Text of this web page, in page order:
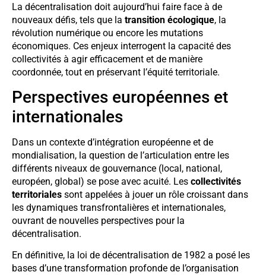
La décentralisation doit aujourd’hui faire face à de
nouveaux défis, tels que la transition écologique, la
révolution numérique ou encore les mutations
économiques. Ces enjeux interrogent la capacité des
collectivités à agir efficacement et de manière
coordonnée, tout en préservant l’équité territoriale.
Perspectives européennes et
internationales
Dans un contexte d’intégration européenne et de
mondialisation, la question de l’articulation entre les
différents niveaux de gouvernance (local, national,
européen, global) se pose avec acuité. Les collectivités
territoriales sont appelées à jouer un rôle croissant dans
les dynamiques transfrontalières et internationales,
ouvrant de nouvelles perspectives pour la
décentralisation.
En définitive, la loi de décentralisation de 1982 a posé les
bases d’une transformation profonde de l’organisation